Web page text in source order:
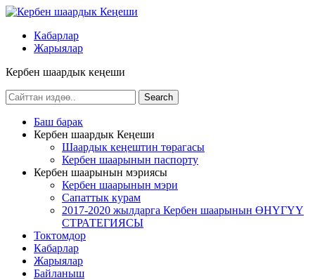
Кабарлар
Жарыялар
Кербен шаардык кеңеши
Баш барак
Кербен шаардык Кеңеши
Шаардык кеңештин төрагасы
Кербен шаарынын паспорту
Кербен шаарынын мэриясы
Кербен шаарынын мэри
Сапаттык курам
2017-2020 жылдарга Кербен шаарынын ӨНҮГҮҮ
СТРАТЕГИЯСЫ
Токтомдор
Кабарлар
Жарыялар
Байланыш